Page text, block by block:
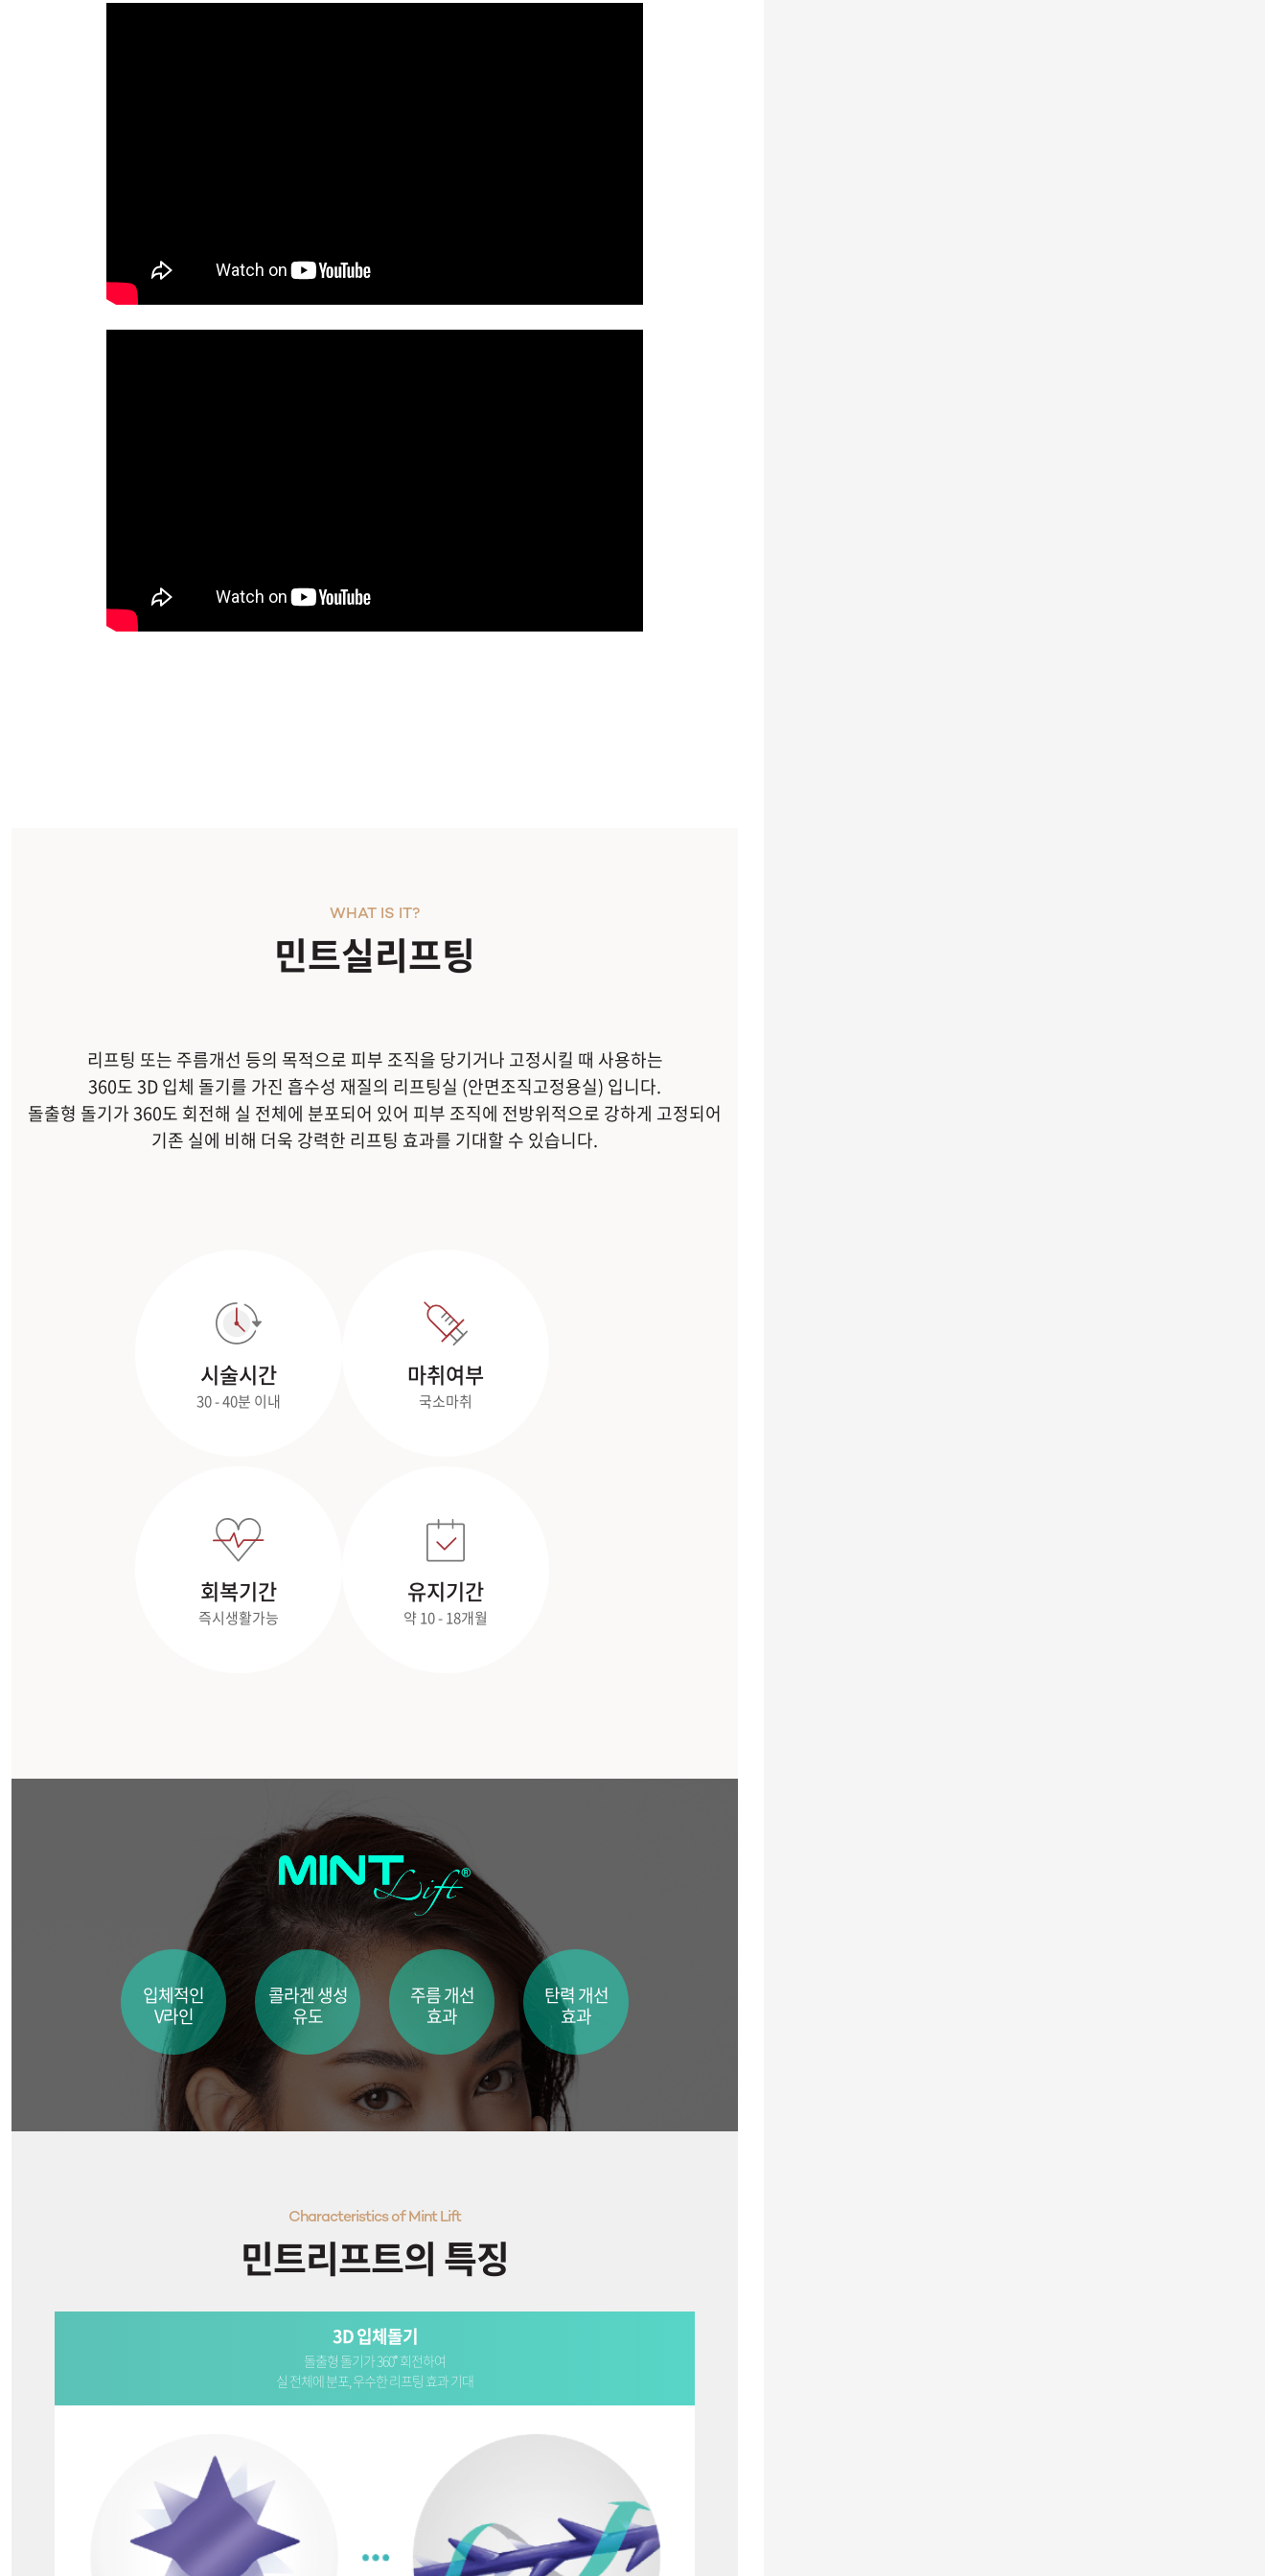
민트실리프팅
WHAT IS IT?
리프팅 또는 주름개선 등의 목적으로 피부 조직을 당기거나 고정시킬 때 사용하는
360도 3D 입체 돌기를 가진 흡수성 재질의 리프팅실 (안면조직고정용실) 입니다.
돌출형 돌기가 360도 회전해 실 전체에 분포되어 있어 피부 조직에 전방위적으로 강하게 고정되어
기존 실에 비해 더욱 강력한 리프팅 효과를 기대할 수 있습니다.
시술시간
30 - 40분 이내
마취여부
국소마취
회복기간
즉시생활가능
유지기간
약 10 - 18개월
입체적인
V라인
콜라겐 생성
유도
주름 개선
효과
탄력 개선
효과
민트리프트의 특징
Characteristics of Mint Lift
3D 입체돌기
돌출형 돌기가 360˚ 회전하여
실 전체에 분포, 우수한 리프팅 효과 기대